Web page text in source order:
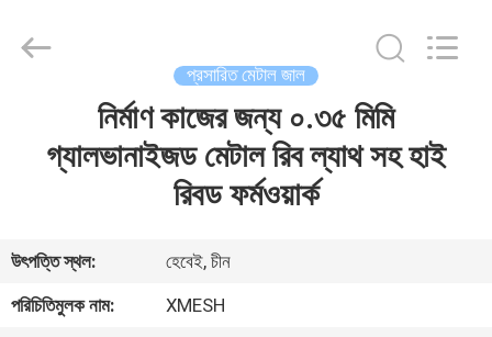
আমাদের
সম্পর্কে
MFG
প্রসারিত মেটাল জাল
নির্মাণ কাজের জন্য ০.৩৫ মিমি
গ্যালভানাইজড মেটাল রিব ল্যাথ সহ হাই
রিবড ফর্মওয়ার্ক
উৎপত্তি স্থল:
হেবেই, চীন
পরিচিতিমুলক নাম:
XMESH